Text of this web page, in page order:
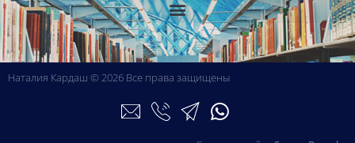
Наталия Кардаш © 2026 Все права защищены